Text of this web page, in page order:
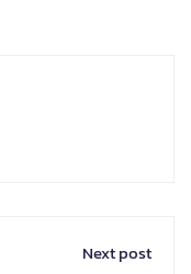
Next post